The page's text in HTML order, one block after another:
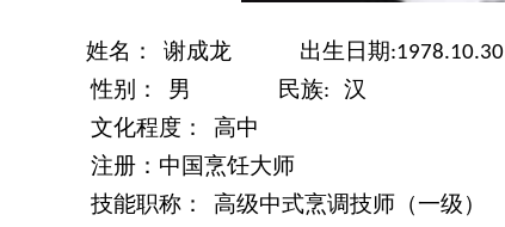
姓名： 谢成龙 出生日期:1978.10.30
性别： 男 民族: 汉
文化程度：
高中
注册：中国烹饪大师
技能职称：
高级中式烹调技师（一级）